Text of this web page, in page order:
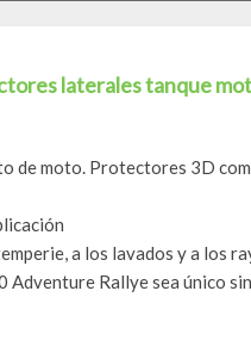
laterales tanque
de moto. Protectores 3D
a los lavados y a los
Adventure Rallye sea único